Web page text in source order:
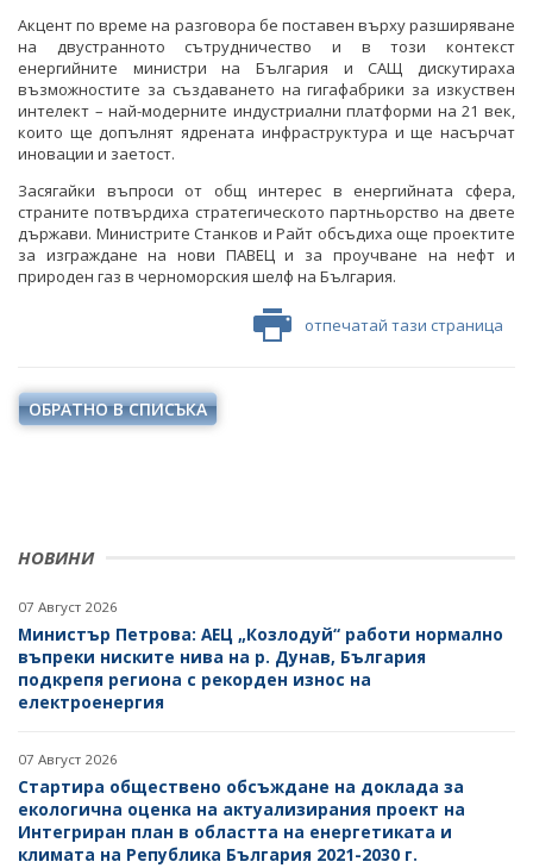
НОВИНИ
07 Август 2026
Министър Петрова: АЕЦ „Козлодуй“ работи нормално
въпреки ниските нива на р. Дунав, България
подкрепя региона с рекорден износ на
електроенергия
07 Август 2026
Стартира обществено обсъждане на доклада за
екологична оценка на актуализирания проект на
Интегриран план в областта на енергетиката и
климата на Република България 2021-2030 г.
Акцент по време на разговора бе поставен върху разширяване
на двустранното сътрудничество и в този контекст
енергийните министри на България и САЩ дискутираха
възможностите за създаването на гигафабрики за изкуствен
интелект – най-модерните индустриални платформи на 21 век,
които ще допълнят ядрената инфраструктура и ще насърчат
иновации и заетост.
Засягайки въпроси от общ интерес в енергийната сфера,
страните потвърдиха стратегическото партньорство на двете
държави. Министрите Станков и Райт обсъдиха още проектите
за изграждане на нови ПАВЕЦ и за проучване на нефт и
природен газ в черноморския шелф на България.
отпечатай тази страница
ОБРАТНО В СПИСЪКА